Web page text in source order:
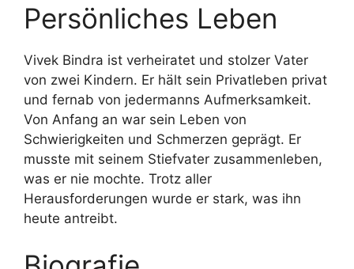
Persönliches Leben
Vivek Bindra ist verheiratet und stolzer Vater
von zwei Kindern. Er hält sein Privatleben privat
und fernab von jedermanns Aufmerksamkeit.
Von Anfang an war sein Leben von
Schwierigkeiten und Schmerzen geprägt. Er
musste mit seinem Stiefvater zusammenleben,
was er nie mochte. Trotz aller
Herausforderungen wurde er stark, was ihn
heute antreibt.